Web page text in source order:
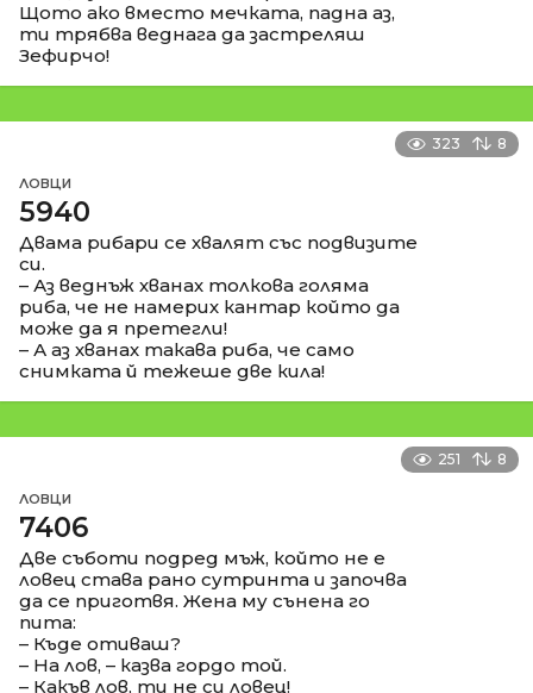
Щото ако вместо мечката, падна аз,
ти трябва веднага да застреляш
Зефирчо!
323 8
ЛОВЦИ
5940
Двама рибари се хвалят със подвизите
си.
– Аз веднъж хванах толкова голяма
риба, че не намерих кантар който да
може да я претегли!
– А аз хванах такава риба, че само
снимката й тежеше две кила!
251 8
ЛОВЦИ
7406
Две съботи подред мъж, който не е
ловец става рано сутринта и започва
да се приготвя. Жена му сънена го
пита:
– Къде отиваш?
– На лов, – казва гордо той.
– Какъв лов, ти не си ловец!